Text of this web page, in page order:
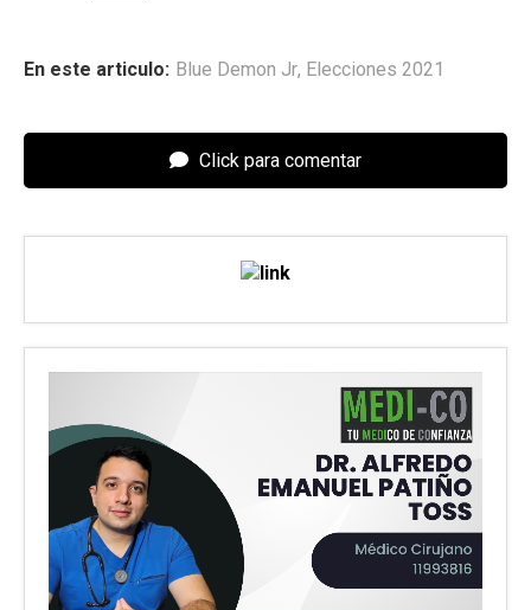
En este articulo: Blue Demon Jr, Elecciones 2021
Click para comentar